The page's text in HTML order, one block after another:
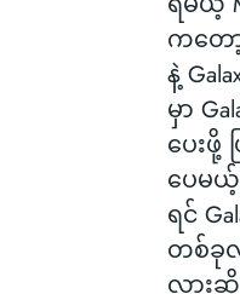
ကတော့
နဲ့
မှာ
ပေးဖို့
ပေမ
ရင်
တစ်ခု
လား